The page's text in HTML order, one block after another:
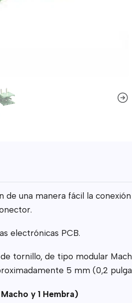
una manera fácil la
electrónicas PCB.
tornillo, de tipo modular
5 mm (0,2
y 1 Hembra)